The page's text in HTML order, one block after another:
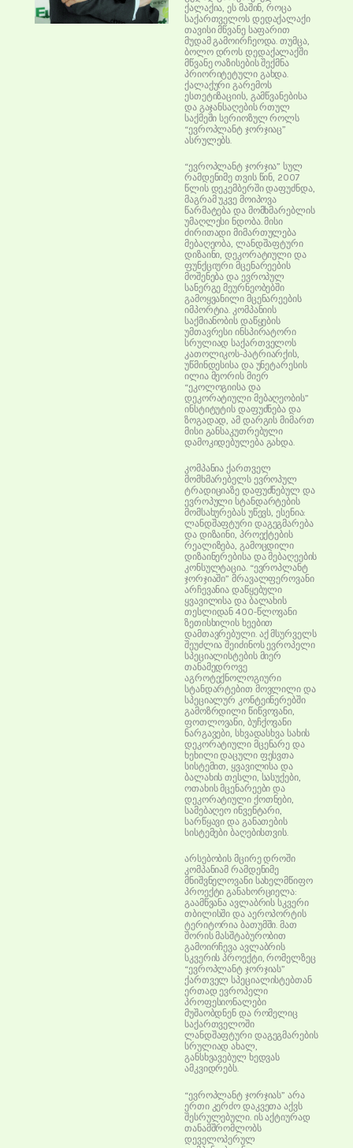
ქალაქია, ეს მაშინ, როცა
საქართველოს დედაქალაქი
თავისი მწვანე საფარით
მუდამ გამოირჩეოდა. თუმცა,
ბოლო დროს დედაქალაქში
მწვანე ოაზისების შექმნა
პრიორიტეტული გახდა.
ქალაქური გარემოს
ესთეტიზაციის, გამწვანებისა
და გაჯანსაღების რთულ
საქმეში სერიოზულ როლს
“ევროპლანტ ჯორჯიაც”
ასრულებს.
“ევროპლანტ ჯორჯია” სულ
რამდენიმე თვის წინ, 2007
წლის დეკემბერში დაფუძნდა,
მაგრამ უკვე მოიპოვა
წარმატება და მომხმარებლის
უმაღლესი ნდობა. მისი
ძირითადი მიმართულება
მებაღეობა, ლანდშაფტური
დიზაინი, დეკორატიული და
ფუნქციური მცენარეების
მოშენება და ევროპულ
სანერგე მეურნეობებში
გამოყვანილი მცენარეების
იმპორტია. კომპანიის
საქმიანობის დაწყების
უმთავრესი ინსპირატორი
სრულიად საქართველოს
კათოლიკოს-პატრიარქის,
უწმინდესისა და უნეტარესის
ილია მეორის მიერ
“ეკოლოგიისა და
დეკორატიული მებაღეობის”
ინსტიტუტის დაფუძნება და
ზოგადად, ამ დარგის მიმართ
მისი განსაკუთრებული
დამოკიდებულება გახდა.
კომპანია ქართველ
მომხმარებელს ევროპულ
ტრადიციაზე დაფუძნებულ და
ევროპული სტანდარტების
მომსახურებას უწევს, ესენია:
ლანდშაფტური დაგეგმარება
და დიზაინი, პროექტების
რეალიზება, გამოცდილი
დიზაინერებისა და მებაღეების
კონსულტაცია. “ევროპლანტ
ჯორჯიაში” მრავალფეროვანი
არჩევანია დაწყებული
ყვავილისა და ბალახის
თესლიდან 400-წლოვანი
ზეთისხილის ხეებით
დამთავრებული. აქ მსურველს
შეუძლია შეიძინოს ევროპელი
სპეციალისტების მიერ
თანამედროვე
აგროტექნოლოგიური
სტანდარტებით მოვლილი და
სპეციალურ კონტეინერებში
გამოზრდილი წიწვოვანი,
ფოთლოვანი, ბუჩქოვანი
ნარგავები, სხვადასხვა სახის
დეკორატიული მცენარე და
ხეხილი დაცული ფესვთა
სისტემით, ყვავილისა და
ბალახის თესლი, სასუქები,
ოთახის მცენარეები და
დეკორატიული ქოთნები,
სამებაღეო ინვენტარი,
სარწყავი და განათების
სისტემები ბაღებისთვის.
არსებობის მცირე დროში
კომპანიამ რამდენიმე
მნიშვნელოვანი სახელმწიფო
პროექტი განახორციელა:
გაამწვანა ავლაბრის სკვერი
თბილისში და აეროპორტის
ტერიტორია ბათუმში. მათ
შორის მასშტაბურობით
გამოირჩევა ავლაბრის
სკვერის პროექტი, რომელზეც
“ევროპლანტ ჯორჯიას”
ქართველ სპეციალისტებთან
ერთად ევროპელი
პროფესიონალები
მუშაობდნენ და რომელიც
საქართველოში
ლანდშაფტური დაგეგმარების
სრულიად ახალ,
განსხვავებულ ხედვას
ამკვიდრებს.
“ევროპლანტ ჯორჯიას” არა
ერთი კერძო დაკვეთა აქვს
შესრულებული. ის აქტიურად
თანამშრომლობს
დეველოპერულ